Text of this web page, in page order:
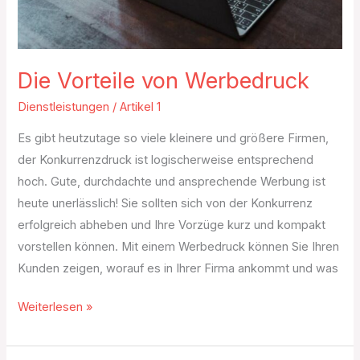
Die Vorteile von Werbedruck
Dienstleistungen /Artikel 1
Es gibt heutzutage so viele kleinere und größere Firmen,
der Konkurrenzdruck ist logischerweise entsprechend
hoch. Gute, durchdachte und ansprechende Werbung ist
heute unerlässlich! Sie sollten sich von der Konkurrenz
erfolgreich abheben und Ihre Vorzüge kurz und kompakt
vorstellen können. Mit einem Werbedruck können Sie Ihren
Kunden zeigen, worauf es in Ihrer Firma ankommt und was
Weiterlesen »